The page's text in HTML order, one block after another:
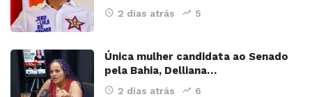
2 dias atrás 5
Única mulher candidata ao Senado
pela Bahia, Delliana…
2 dias atrás 6